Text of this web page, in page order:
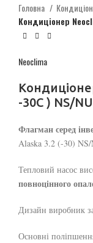
Головна
Кондиціонер
Neoclima
-30C ) NS/
Флагман серед
Alaska 3.2 (-30)
Тепловий насос
повноцінного
Дизайн виробник
Основні